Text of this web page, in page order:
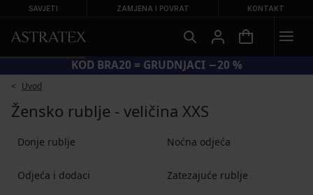
SAVJETI ZAMJENA I POVRAT KONTAKT
KOD BRA20 = GRUDNJACI −20 %
Uvod
Žensko rublje - veličina XXS
Donje rublje Noćna odjeća
Odjeća i dodaci Zatezajuće rublje